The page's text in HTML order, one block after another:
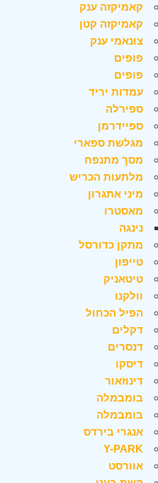
קאמיקזה ענק
קאמיקזה קטן
צונאמי ענק
פופים
פופים
עמדות יריד
ספירלה
ספיידרמן
מגלשת ספארי
מסך מתנפח
מלתעות הכריש
מיני אתגרון
מאסטרו
נינגה
מתקן כדורסל
טייפון
טיטאניק
וולקנו
הפיל הכחול
דקלים
דנסרים
דיסקו
דינוזאור
בומבמלה
בומבמלה
אנגרי בירדס
Y-PARK
אוורסט